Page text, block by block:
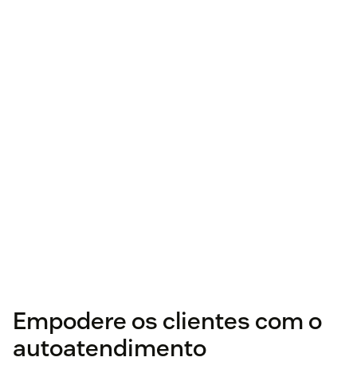
Empodere os clientes com o
autoatendimento